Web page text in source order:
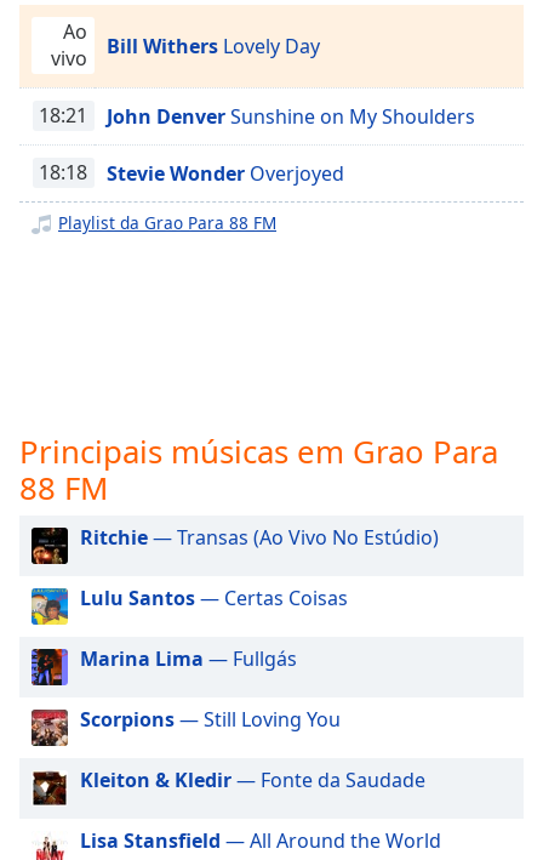
Playback
Rate
Chapters
Chapters
Descriptions
opens
subtitles
settings
dialog
subtitles
selected
Audio
Track
Picture-
in-
Fullscreen
This
Ao
vivo
Bill Withers Lovely Day
18:21 John DenverSunshine on My Shoulders
18:18 Stevie Wonder Overjoyed
Playlist da Grao Para 88 FM
Principais músicas em Grao Para
88 FM
Ritchie— Transas (Ao Vivo No Estúdio)
Lulu Santos— Certas Coisas
Marina Lima — Fullgás
Scorpions— Still Loving You
Kleiton & Kledir— Fonte da Saudade
Lisa Stansfield — All Around the World